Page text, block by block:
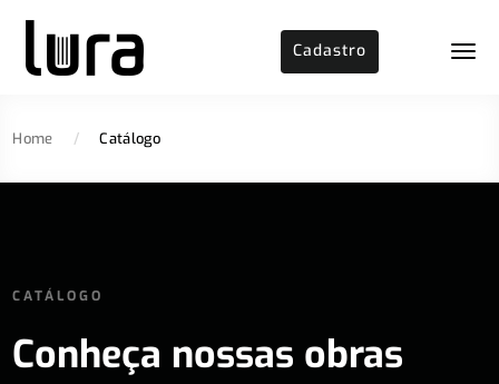
Cadastro
Home / Catálogo
CATÁLOGO
Conheça nossas obras